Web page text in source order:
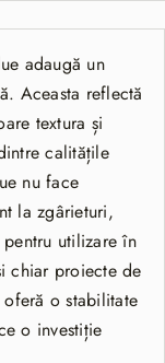
adaugă un
Aceasta reflectă
textura și
calitățile
nu face
la zgârieturi,
utilizare în
chiar proiecte de
o stabilitate
o investiție